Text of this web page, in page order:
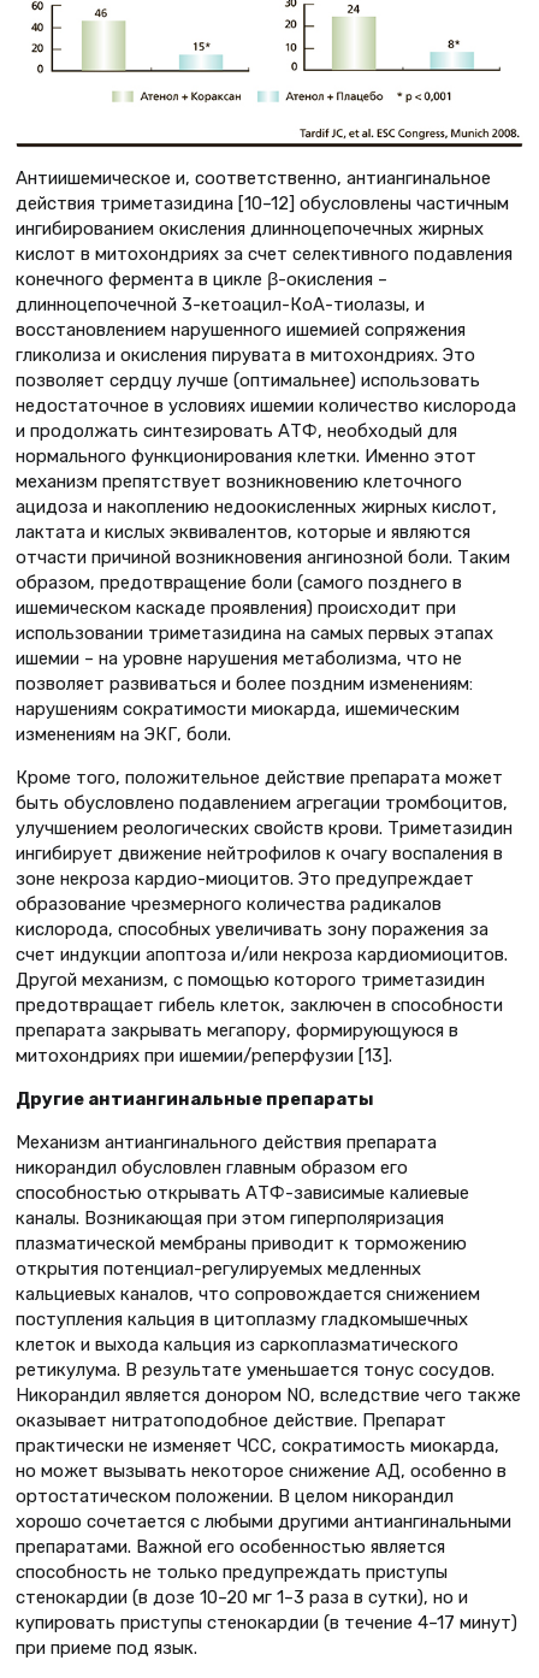
Антиишемическое и, соответственно, антиангинальное
действия триметазидина [10–12] обусловлены частичным
ингибированием окисления длинноцепочечных жирных
кислот в митохондриях за счет селективного подавления
конечного фермента в цикле β-окисления –
длинноцепочечной 3-кетоацил-КоА-тиолазы, и
восстановлением нарушенного ишемией сопряжения
гликолиза и окисления пирувата в митохондриях. Это
позволяет сердцу лучше (оптимальнее) использовать
недостаточное в условиях ишемии количество кислорода
и продолжать синтезировать АТФ, необходый для
нормального функционирования клетки. Именно этот
механизм препятствует возникновению клеточного
ацидоза и накоплению недоокисленных жирных кислот,
лактата и кислых эквивалентов, которые и являются
отчасти причиной возникновения ангинозной боли. Таким
образом, предотвращение боли (самого позднего в
ишемическом каскаде проявления) происходит при
использовании триметазидина на самых первых этапах
ишемии – на уровне нарушения метаболизма, что не
позволяет развиваться и более поздним изменениям:
нарушениям сократимости миокарда, ишемическим
изменениям на ЭКГ, боли.
Кроме того, положительное действие препарата может
быть обусловлено подавлением агрегации тромбоцитов,
улучшением реологических свойств крови. Триметазидин
ингибирует движение нейтрофилов к очагу воспаления в
зоне некроза кардио-миоцитов. Это предупреждает
образование чрезмерного количества радикалов
кислорода, способных увеличивать зону поражения за
счет индукции апоптоза и/или некроза кардиомиоцитов.
Другой механизм, с помощью которого триметазидин
предотвращает гибель клеток, заключен в способности
препарата закрывать мегапору, формирующуюся в
митохондриях при ишемии/реперфузии [13].
Другие антиангинальные препараты
Механизм антиангинального действия препарата
никорандил обусловлен главным образом его
способностью открывать АТФ-зависимые калиевые
каналы. Возникающая при этом гиперполяризация
плазматической мембраны приводит к торможению
открытия потенциал-регулируемых медленных
кальциевых каналов, что сопровождается снижением
поступления кальция в цитоплазму гладкомышечных
клеток и выхода кальция из саркоплазматического
ретикулума. В результате уменьшается тонус сосудов.
Никорандил является донором NO, вследствие чего также
оказывает нитратоподобное действие. Препарат
практически не изменяет ЧСС, сократимость миокарда,
но может вызывать некоторое снижение АД, особенно в
ортостатическом положении. В целом никорандил
хорошо сочетается с любыми другими антиангинальными
препаратами. Важной его особенностью является
способность не только предупреждать приступы
стенокардии (в дозе 10–20 мг 1–3 раза в сутки), но и
купировать приступы стенокардии (в течение 4–17 минут)
при приеме под язык.